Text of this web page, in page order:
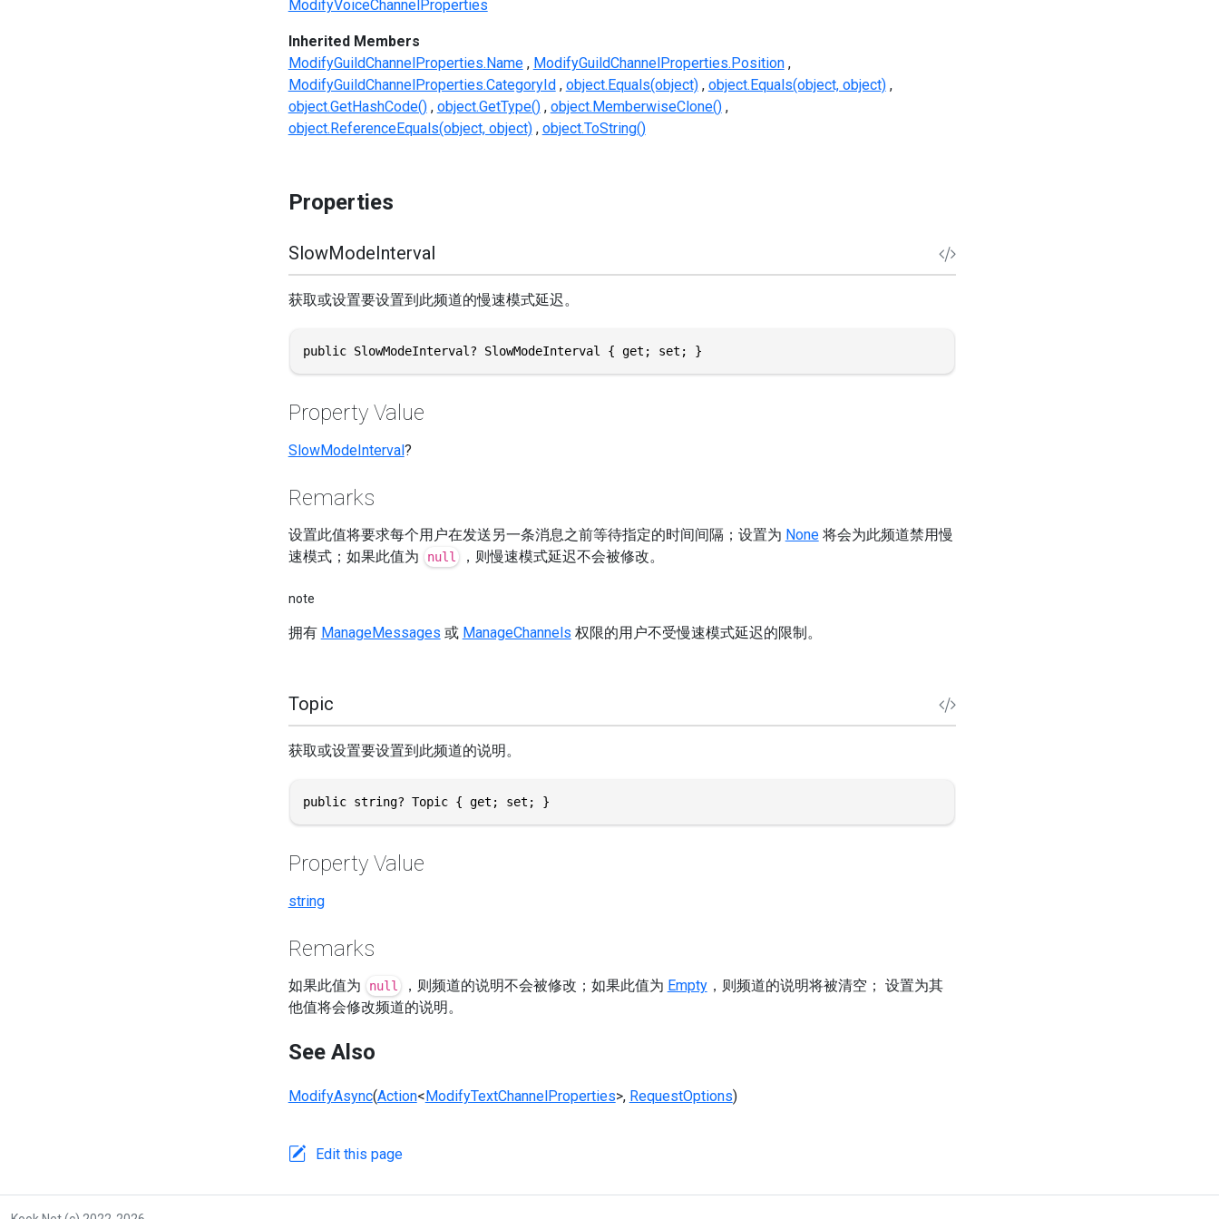
ModifyVoiceChannelProperties
Inherited Members
ModifyGuildChannelProperties.Name
ModifyGuildChannelProperties.Position
ModifyGuildChannelProperties.CategoryId object.Equals(object) object.Equals(object, object)
object.GetHashCode() object.GetType() object.MemberwiseClone()
object.ReferenceEquals(object, object) object.ToString()
Properties
SlowModeInterval
获取或设置要设置到此频道的慢速模式延迟。
public SlowModeInterval? SlowModeInterval { get; set; }
Property Value
SlowModeInterval ?
Remarks
设置此值将要求每个用户在发送另一条消息之前等待指定的时间间隔；设置为 None将会为此频道禁用慢
速模式；如果此值为
null ，则慢速模式延迟不会被修改。
note
拥有 ManageMessages 或 ManageChannels 权限的用户不受慢速模式延迟的限制。
Topic
获取或设置要设置到此频道的说明。
public string? Topic { get; set; }
Property Value
string
Remarks
如果此值为 null ，则频道的说明不会被修改；如果此值为 Empty，则频道的说明将被清空； 设置为其
他值将会修改频道的说明。
See Also
ModifyAsync(Action<ModifyTextChannelProperties>, RequestOptions)
Edit this page